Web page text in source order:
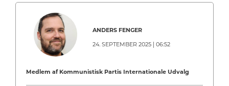
ANDERS FENGER
24. SEPTEMBER 2025 | 06:52
Medlem af Kommunistisk Partis Internationale Udvalg